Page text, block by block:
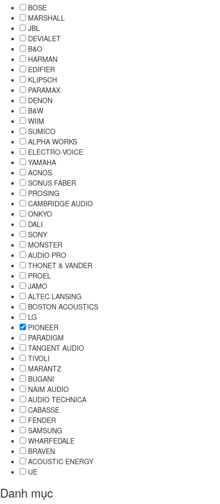
BOSE
MARSHALL
JBL
DEVIALET
B&O
HARMAN
EDIFIER
KLIPSCH
PARAMAX
DENON
B&W
WIIM
SUMICO
ALPHA WORKS
ELECTRO-VOICE
YAMAHA
ACNOS
SONUS FABER
PROSING
CAMBRIDGE AUDIO
ONKYO
DALI
SONY
MONSTER
AUDIO PRO
THONET & VANDER
PROEL
JAMO
ALTEC LANSING
BOSTON ACOUSTICS
LG
PIONEER
PARADIGM
TANGENT AUDIO
TIVOLI
MARANTZ
BUGANI
NAIM AUDIO
AUDIO TECHNICA
CABASSE
FENDER
SAMSUNG
WHARFEDALE
BRAVEN
ACOUSTIC ENERGY
UE
Danh mục